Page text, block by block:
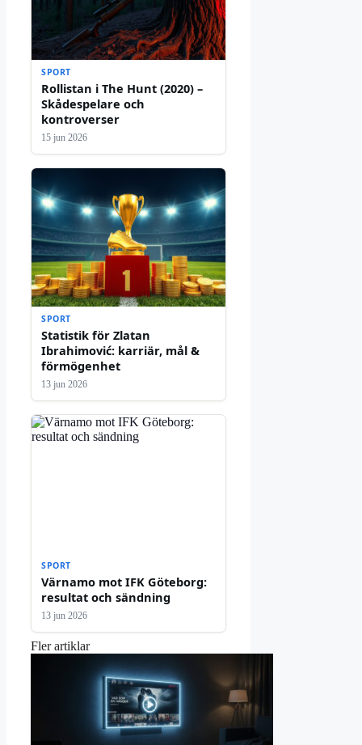
SPORT
Rollistan i The Hunt (2020) –
Skådespelare och
kontroverser
15 jun 2026
SPORT
Statistik för Zlatan
Ibrahimović: karriär, mål &
förmögenhet
13 jun 2026
SPORT
Värnamo mot IFK Göteborg:
resultat och sändning
13 jun 2026
Fler artiklar